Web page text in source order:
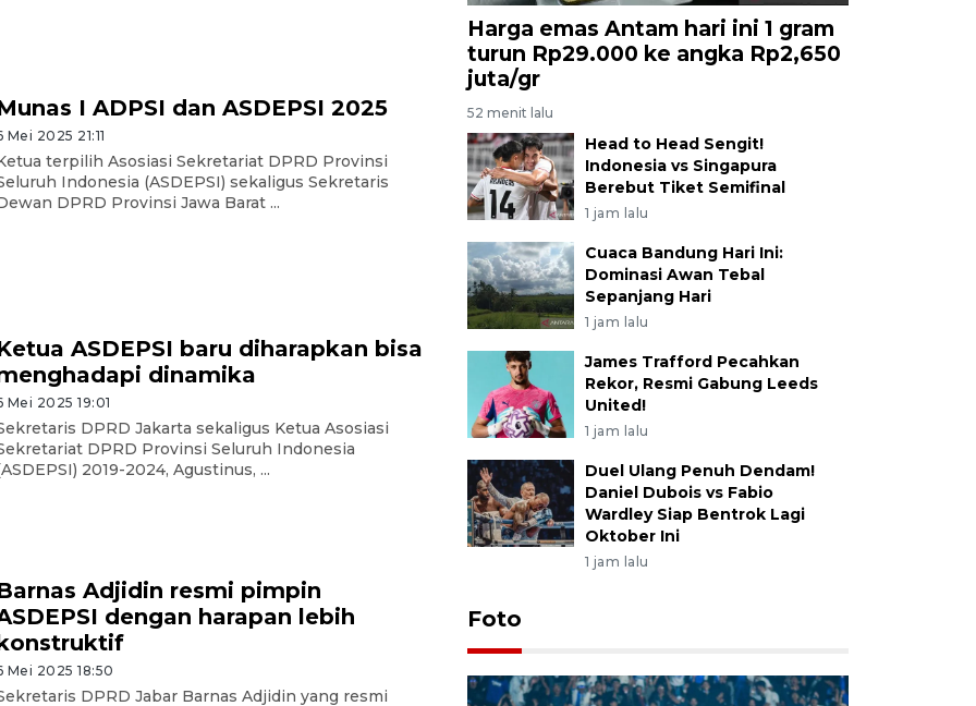
I ADPSI dan ASDEPSI 2025
Mei 2025 21:11
terpilih Asosiasi Sekretariat DPRD Provinsi
Indonesia (ASDEPSI) sekaligus Sekretaris
DPRD Provinsi Jawa Barat ...
ASDEPSI baru diharapkan bisa
dinamika
Mei 2025 19:01
DPRD Jakarta sekaligus Ketua Asosiasi
DPRD Provinsi Seluruh Indonesia
2019-2024, Agustinus, ...
Adjidin resmi pimpin
dengan harapan lebih
Mei 2025 18:50
DPRD Jabar Barnas Adjidin yang resmi
Harga emas Antam hari ini 1 gram
turun Rp29.000 ke angka Rp2,650
juta/gr
52 menit lalu
Head to Head Sengit!
Indonesia vs Singapura
Berebut Tiket Semifinal
1 jam lalu
Cuaca Bandung Hari Ini:
Dominasi Awan Tebal
Sepanjang Hari
1 jam lalu
James Trafford Pecahkan
Rekor, Resmi Gabung Leeds
United!
1 jam lalu
Duel Ulang Penuh Dendam!
Daniel Dubois vs Fabio
Wardley Siap Bentrok Lagi
Oktober Ini
1 jam lalu
Foto